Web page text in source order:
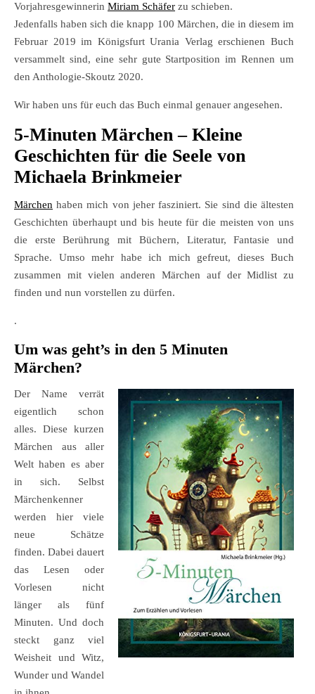
Vorjahresgewinnerin Miriam Schäfer zu schieben.
Jedenfalls haben sich die knapp 100 Märchen, die in diesem im
Februar 2019 im Königsfurt Urania Verlag erschienen Buch
versammelt sind, eine sehr gute Startposition im Rennen um
den Anthologie-Skoutz 2020.
Wir haben uns für euch das Buch einmal genauer angesehen.
5-Minuten Märchen – Kleine
Geschichten für die Seele von
Michaela Brinkmeier
Märchen haben mich von jeher fasziniert. Sie sind die ältesten
Geschichten überhaupt und bis heute für die meisten von uns
die erste Berührung mit Büchern, Literatur, Fantasie und
Sprache. Umso mehr habe ich mich gefreut, dieses Buch
zusammen mit vielen anderen Märchen auf der Midlist zu
finden und nun vorstellen zu dürfen.
.
Um was geht’s in den 5 Minuten
Märchen?
Der Name verrät
eigentlich schon
alles. Diese kurzen
Märchen aus aller
Welt haben es aber
in sich. Selbst
Märchenkenner
werden hier viele
neue Schätze
finden. Dabei dauert
das Lesen oder
Vorlesen nicht
länger als fünf
Minuten. Und doch
steckt ganz viel
Weisheit und Witz,
Wunder und Wandel